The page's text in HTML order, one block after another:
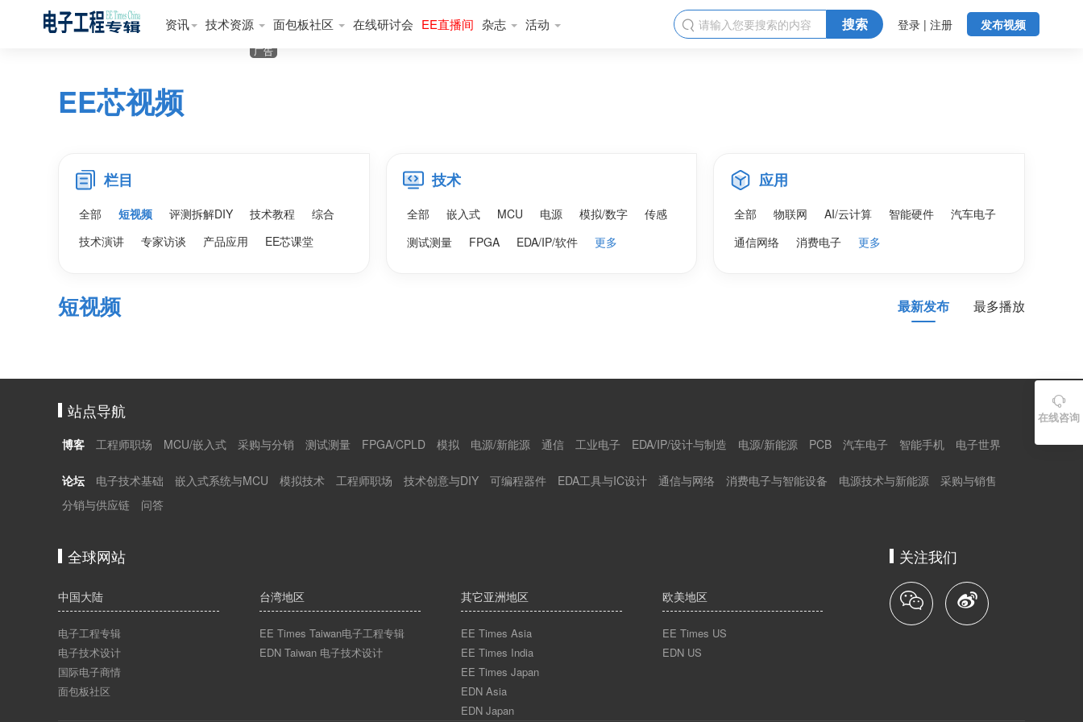
资讯 技术资源 面包板社区 在线研讨会 EE直播间 杂志 活动 发布视频
登录 | 注册
 搜索
EE芯视频
广告
栏目
全部 短视频 评测拆解DIY 技术教程
综合
技术演讲
专家访谈 产品应用 EE芯课堂
技术
全部 嵌入式 MCU 电源 模拟/数字
传感
测试测量
FPGA EDA/IP/软件 更多
应用
全部 物联网 AI/云计算 智能硬件
汽车电子
通信网络
消费电子 更多
短视频 最新发布 最多播放
站点导航
博客 工程师职场 MCU/嵌入式 采购与分销 测试测量 FPGA/CPLD 模拟 电源/新能源 通信 工业电子 EDA/IP/设计与制造 电源/新能源 PCB 汽车电子 智能手机 电子世界
论坛 电子技术基础 嵌入式系统与MCU 模拟技术 工程师职场 技术创意与DIY 可编程器件 EDA工具与IC设计 通信与网络 消费电子与智能设备 电源技术与新能源
采购与销售
分销与供应链
问答
全球网站
中国大陆
电子工程专辑
电子技术设计
国际电子商情
面包板社区
台湾地区
EE Times Taiwan电子工程专辑
EDN Taiwan 电子技术设计
其它亚洲地区
EE Times Asia
EE Times India
EE Times Japan
EDN Asia
EDN Japan
欧美地区
EE Times US
EDN US
关注我们

在线咨询